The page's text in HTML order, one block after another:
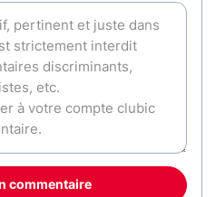
commentaire